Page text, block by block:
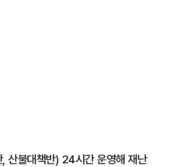
산불대책반) 24시간 운영해 재난